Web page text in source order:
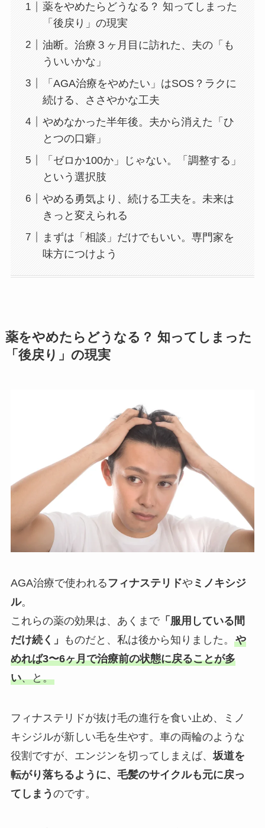
薬をやめたらどうなる？ 知ってしまった
「後戻り」の現実
油断。治療３ヶ月目に訪れた、夫の「も
ういいかな」
「AGA治療をやめたい」はSOS？ラクに
続ける、ささやかな工夫
やめなかった半年後。夫から消えた「ひ
とつの口癖」
「ゼロか100か」じゃない。「調整する」
という選択肢
やめる勇気より、続ける工夫を。未来は
きっと変えられる
まずは「相談」だけでもいい。専門家を
味方につけよう
薬をやめたらどうなる？ 知ってしまった
「後戻り」の現実
AGA治療で使われる フィナステリドや ミノキシジ
ル。
これらの薬の効果は、あくまで「服用している間
だけ続く」
ものだと、私は後から知りました。 や
めれば3〜6ヶ月で治療前の状態に戻ることが多
い、と。
フィナステリドが抜け毛の進行を食い止め、ミノ
キシジルが新しい毛を生やす。車の両輪のような
役割ですが、エンジンを切ってしまえば、坂道を
転がり落ちるように、毛髪のサイクルも元に戻っ
てしまう のです。